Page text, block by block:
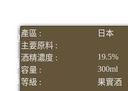
2000
紅洒
箱購
產區 :
日本
主要原料 :
酒精濃度 :
19.5%
容量 :
300ml
等級 :
果實酒